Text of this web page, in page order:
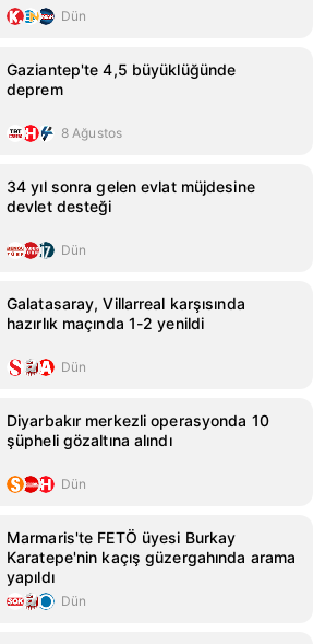
Dün
Gaziantep'te 4,5 büyüklüğünde
deprem
8 Ağustos
34 yıl sonra gelen evlat müjdesine
devlet desteği
Dün
Galatasaray, Villarreal karşısında
hazırlık maçında 1-2 yenildi
Dün
Diyarbakır merkezli operasyonda 10
şüpheli gözaltına alındı
Dün
Marmaris'te FETÖ üyesi Burkay
Karatepe'nin kaçış güzergahında arama
yapıldı
Dün